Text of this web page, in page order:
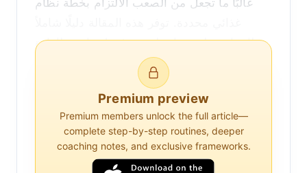
غالبًا ما تجعل من الصعب الالتزام بخطة نظام
لإنشاء خطة وجبات ليست فقط مناسبة لإدارة
فهم التهاب الفقار اللاصق والنظام الغذائي
قبل الخوض في تخطيط الوجبات، من الضروري
فهم العلاقة بين التهاب الفقار اللاصق والنظام
الغذائي. تشير الأبحاث إلى أن بعض الأطعمة
Premium preview
Premium members unlock the full article—
complete step-by-step routines, deeper
coaching notes, and exclusive frameworks.